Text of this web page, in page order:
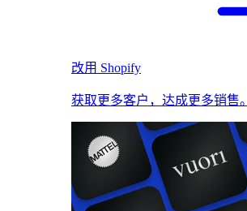
改用 Shopify
获取更多客户，达成更多销售。